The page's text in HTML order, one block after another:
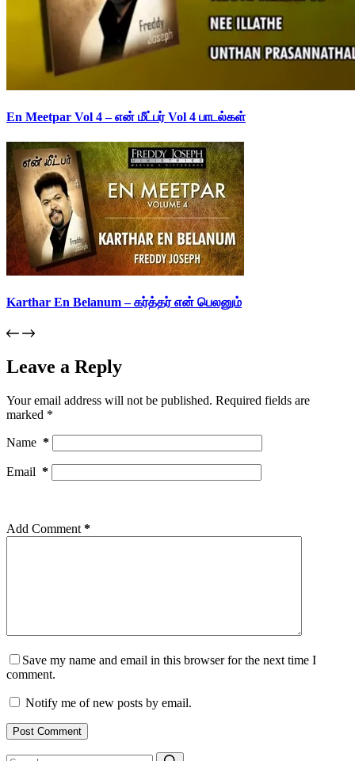
En Meetpar Vol 4 – என் மீட்பர் Vol 4 பாடல்கள்
Karthar En Belanum – கர்த்தர் என் பெலனும்
Leave a Reply
Your email address will not be published. Required fields are
marked *
Name *
Email *
Add Comment *
Save my name and email in this browser for the next time I
comment.
Notify me of new posts by email.
Post Comment